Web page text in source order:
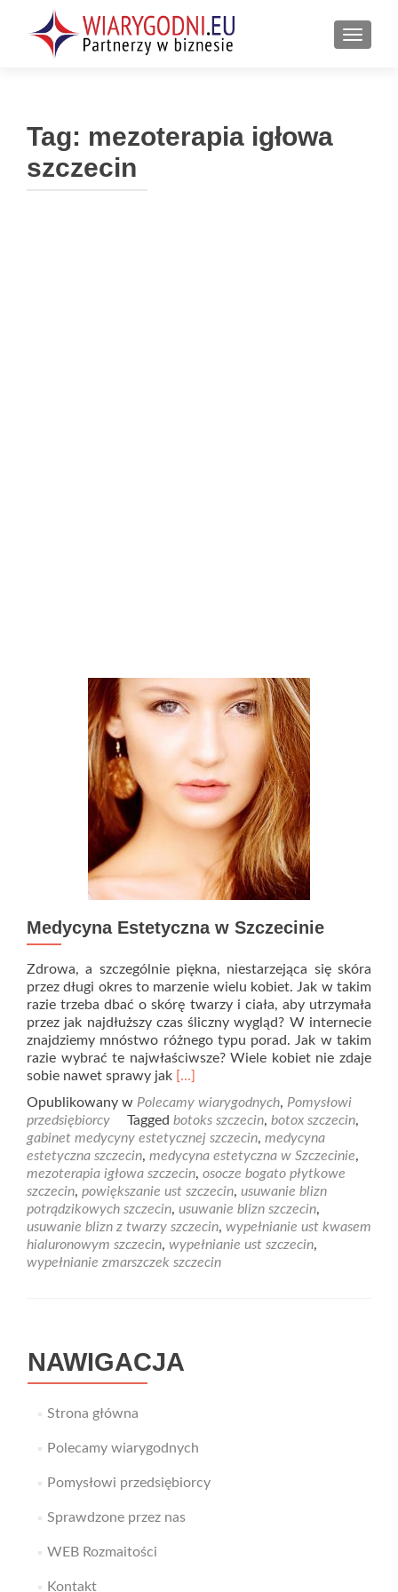
Tag: mezoterapia igłowa
szczecin
Medycyna Estetyczna w Szczecinie
Zdrowa, a szczególnie piękna, niestarzejąca się skóra
przez długi okres to marzenie wielu kobiet. Jak w takim
razie trzeba dbać o skórę twarzy i ciała, aby utrzymała
przez jak najdłuższy czas śliczny wygląd? W internecie
znajdziemy mnóstwo różnego typu porad. Jak w takim
razie wybrać te najwłaściwsze? Wiele kobiet nie zdaje
sobie nawet sprawy jak Read
about
Medycyna
Estetyczna
w
Szczecinie
[…]
Opublikowany w Polecamy wiarygodnych, Pomysłowi
przedsiębiorcy
Tagged botoks szczecin, botox szczecin,
gabinet medycyny estetycznej szczecin, medycyna
estetyczna szczecin, medycyna estetyczna w Szczecinie,
mezoterapia igłowa szczecin, osocze bogato płytkowe
szczecin, powiększanie ust szczecin, usuwanie blizn
potrądzikowych szczecin, usuwanie blizn szczecin,
usuwanie blizn z twarzy szczecin, wypełnianie ust kwasem
hialuronowym szczecin, wypełnianie ust szczecin,
wypełnianie zmarszczek szczecin
NAWIGACJA
Strona główna
Polecamy wiarygodnych
Pomysłowi przedsiębiorcy
Sprawdzone przez nas
WEB Rozmaitości
Kontakt